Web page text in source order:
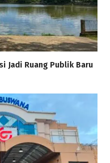
Jadi Ruang Publik Baru